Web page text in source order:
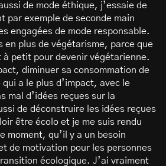
de mode éthique, j’essaie de
par exemple de seconde main
engagées de mode responsable.
en plus de végétarisme, parce que
petit pour devenir végétarienne.
diminuer sa consommation de
a le plus d’impact, avec le
mal d’idées reçues sur la
de déconstruire les idées reçues
être écolo et je me suis rendu
moment, qu’il y a un besoin
de motivation pour les personnes
écologique. J’ai vraiment